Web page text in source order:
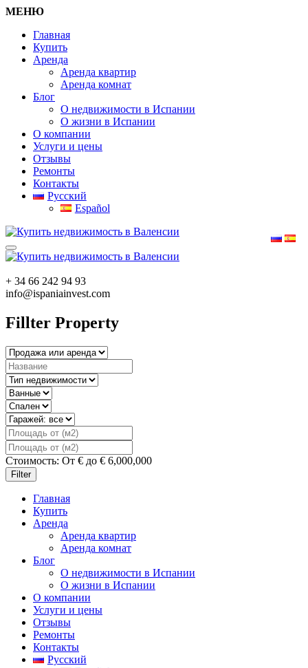
МЕНЮ
Главная
Купить
Аренда
Аренда квартир
Аренда комнат
Блог
О недвижимости в Испании
О жизни в Испании
О компании
Услуги и цены
Отзывы
Ремонты
Контакты
Русский
Español
+ 34 66 242 94 93
info@ispaniainvest.com
Fillter Property
Стоимость: От € до € 6,000,000
Filter
Главная
Купить
Аренда
Аренда квартир
Аренда комнат
Блог
О недвижимости в Испании
О жизни в Испании
О компании
Услуги и цены
Отзывы
Ремонты
Контакты
Русский